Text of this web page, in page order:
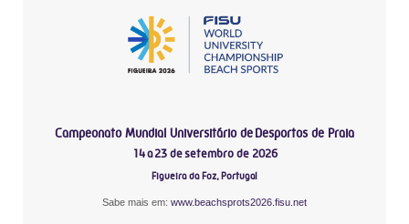
Campeonato Mundial Universitário de Desportos de Praia
14 a 23 de setembro de 2026
Figueira da Foz, Portugal
Sabe mais em: www.beachsprots2026.fisu.net